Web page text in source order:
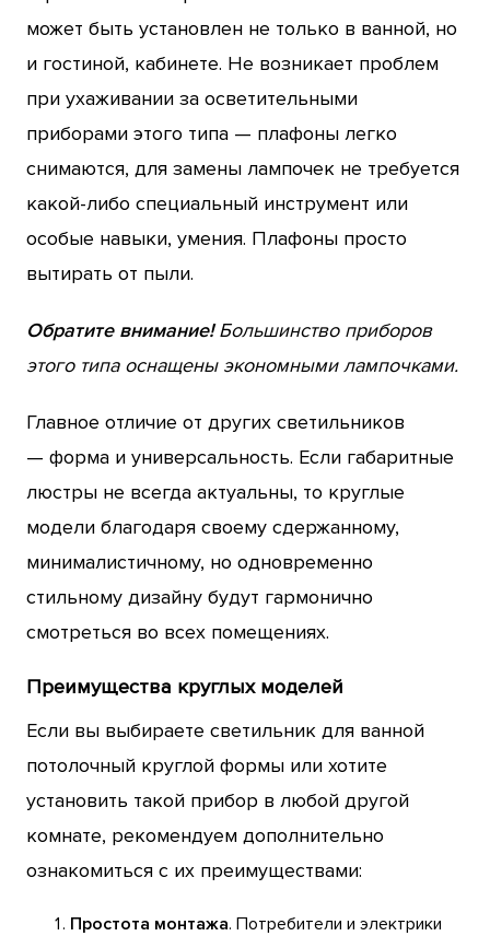
может быть установлен не только в ванной, но
и гостиной, кабинете. Не возникает проблем
при ухаживании за осветительными
приборами этого типа — плафоны легко
снимаются, для замены лампочек не требуется
какой-либо специальный инструмент или
особые навыки, умения. Плафоны просто
вытирать от пыли.
Обратите внимание!Большинство приборов
этого типа оснащены экономными лампочками.
Главное отличие от других светильников
— форма и универсальность. Если габаритные
люстры не всегда актуальны, то круглые
модели благодаря своему сдержанному,
минималистичному, но одновременно
стильному дизайну будут гармонично
смотреться во всех помещениях.
Преимущества круглых моделей
Если вы выбираете светильник для ванной
потолочный круглой формы или хотите
установить такой прибор в любой другой
комнате, рекомендуем дополнительно
ознакомиться с их преимуществами:
Простота монтажа. Потребители и электрики